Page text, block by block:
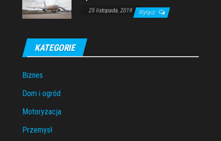
25 listopada, 2019 Wyłącz
KATEGORIE
Biznes
Dom i ogród
Motoryzacja
Przemysł